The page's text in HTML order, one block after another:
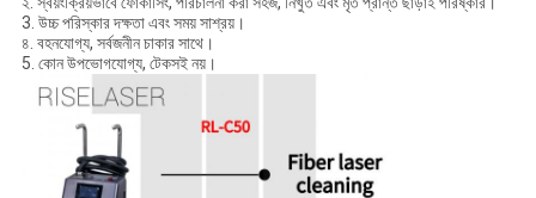
3. উচ্চ পরিস্কার দক্ষতা এবং সময় সাশ্রয়।
৪. বহনযোগ্য, সর্বজনীন চাকার সাথে।
5. কোন উপভোগযোগ্য, টেকসই নয়।